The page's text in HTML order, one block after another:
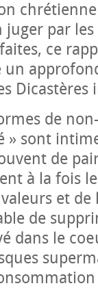
juger par
ce
Dicastères
de
» sont
de
à la fois
et
de
dans le